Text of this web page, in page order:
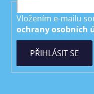
Vložením e-mailu
ochrany osobních
PŘIHLÁSIT SE